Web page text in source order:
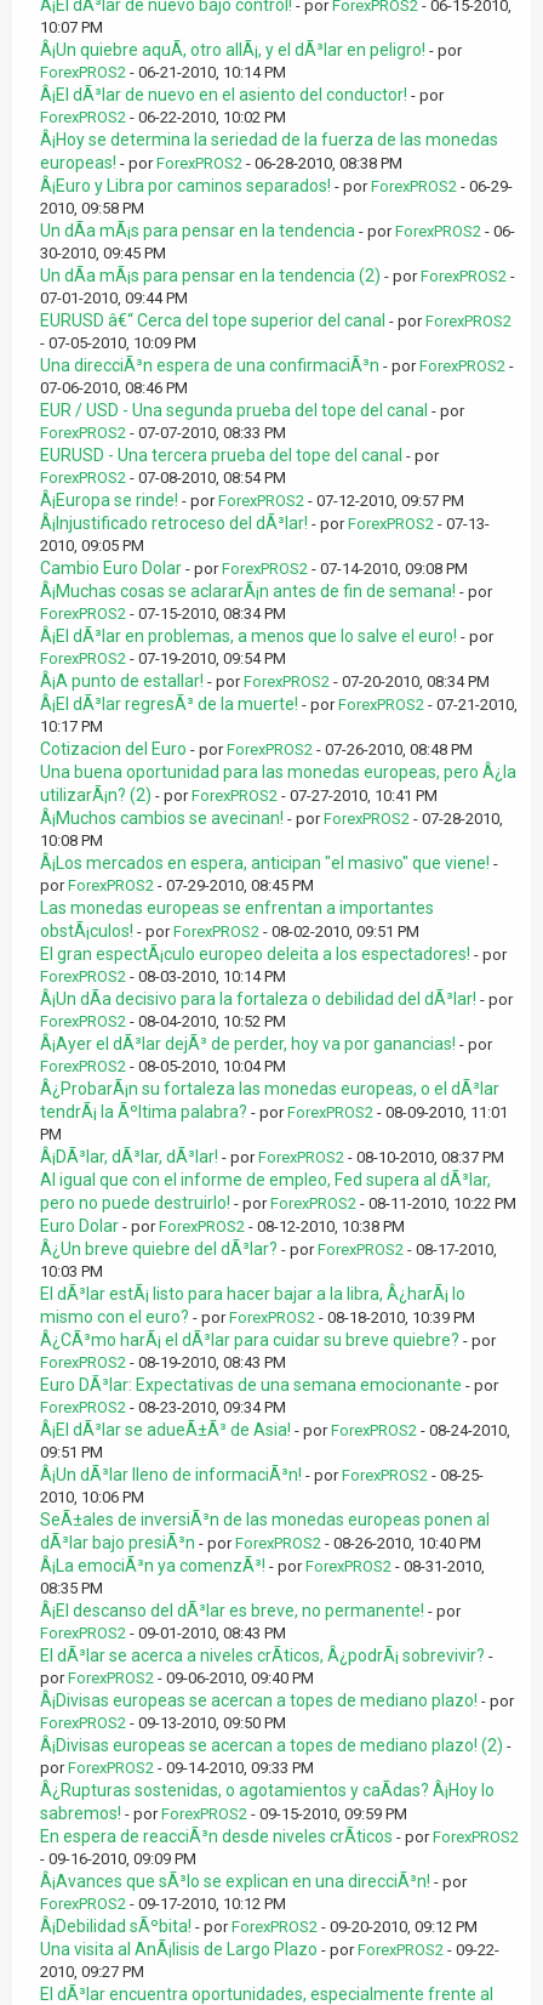
Â¡El dÃ³lar de nuevo bajo control! - por ForexPROS2 - 06-15-2010,
10:07 PM
Â¡Un quiebre aquÃ­, otro allÃ¡, y el dÃ³lar en peligro! - por
ForexPROS2 - 06-21-2010, 10:14 PM
Â¡El dÃ³lar de nuevo en el asiento del conductor! - por
ForexPROS2 - 06-22-2010, 10:02 PM
Â¡Hoy se determina la seriedad de la fuerza de las monedas
europeas! - porForexPROS2 - 06-28-2010, 08:38 PM
Â¡Euro y Libra por caminos separados! - porForexPROS2 - 06-29-
2010, 09:58 PM
Un dÃ­a mÃ¡s para pensar en la tendencia - porForexPROS2 - 06-
30-2010, 09:45 PM
Un dÃ­a mÃ¡s para pensar en la tendencia (2) - porForexPROS2 -
07-01-2010, 09:44 PM
EURUSD â€“ Cerca del tope superior del canal - porForexPROS2
- 07-05-2010, 10:09 PM
Una direcciÃ³n espera de una confirmaciÃ³n - porForexPROS2 -
07-06-2010, 08:46 PM
EUR / USD - Una segunda prueba del tope del canal - por
ForexPROS2 - 07-07-2010, 08:33 PM
EURUSD - Una tercera prueba del tope del canal - por
ForexPROS2 - 07-08-2010, 08:54 PM
Â¡Europa se rinde! - porForexPROS2 - 07-12-2010, 09:57 PM
Â¡Injustificado retroceso del dÃ³lar! - porForexPROS2 - 07-13-
2010, 09:05 PM
Cambio Euro Dolar - porForexPROS2 - 07-14-2010, 09:08 PM
Â¡Muchas cosas se aclararÃ¡n antes de fin de semana! - por
ForexPROS2 - 07-15-2010, 08:34 PM
Â¡El dÃ³lar en problemas, a menos que lo salve el euro! - por
ForexPROS2 - 07-19-2010, 09:54 PM
Â¡A punto de estallar! - porForexPROS2 - 07-20-2010, 08:34 PM
Â¡El dÃ³lar regresÃ³ de la muerte! - porForexPROS2 - 07-21-2010,
10:17 PM
Cotizacion del Euro - porForexPROS2 - 07-26-2010, 08:48 PM
Una buena oportunidad para las monedas europeas, pero Â¿la
utilizarÃ¡n? (2) - porForexPROS2 - 07-27-2010, 10:41 PM
Â¡Muchos cambios se avecinan! - porForexPROS2 - 07-28-2010,
10:08 PM
Â¡Los mercados en espera, anticipan "el masivo" que viene! -
porForexPROS2 - 07-29-2010, 08:45 PM
Las monedas europeas se enfrentan a importantes
obstÃ¡culos! - porForexPROS2 - 08-02-2010, 09:51 PM
El gran espectÃ¡culo europeo deleita a los espectadores! - por
ForexPROS2 - 08-03-2010, 10:14 PM
Â¡Un dÃ­a decisivo para la fortaleza o debilidad del dÃ³lar! - por
ForexPROS2 - 08-04-2010, 10:52 PM
Â¡Ayer el dÃ³lar dejÃ³ de perder, hoy va por ganancias! - por
ForexPROS2 - 08-05-2010, 10:04 PM
Â¿ProbarÃ¡n su fortaleza las monedas europeas, o el dÃ³lar
tendrÃ¡ la Ãºltima palabra? - porForexPROS2 - 08-09-2010, 11:01
PM
Â¡DÃ³lar, dÃ³lar, dÃ³lar! - porForexPROS2 - 08-10-2010, 08:37 PM
Al igual que con el informe de empleo, Fed supera al dÃ³lar,
pero no puede destruirlo! - porForexPROS2 - 08-11-2010, 10:22 PM
Euro Dolar - porForexPROS2 - 08-12-2010, 10:38 PM
Â¿Un breve quiebre del dÃ³lar? - porForexPROS2 - 08-17-2010,
10:03 PM
El dÃ³lar estÃ¡ listo para hacer bajar a la libra, Â¿harÃ¡ lo
mismo con el euro? - porForexPROS2 - 08-18-2010, 10:39 PM
Â¿CÃ³mo harÃ¡ el dÃ³lar para cuidar su breve quiebre? - por
ForexPROS2 - 08-19-2010, 08:43 PM
Euro DÃ³lar: Expectativas de una semana emocionante - por
ForexPROS2 - 08-23-2010, 09:34 PM
Â¡El dÃ³lar se adueÃ±Ã³ de Asia! - porForexPROS2 - 08-24-2010,
09:51 PM
Â¡Un dÃ³lar lleno de informaciÃ³n! - porForexPROS2 - 08-25-
2010, 10:06 PM
SeÃ±ales de inversiÃ³n de las monedas europeas ponen al
dÃ³lar bajo presiÃ³n - porForexPROS2 - 08-26-2010, 10:40 PM
Â¡La emociÃ³n ya comenzÃ³! - porForexPROS2 - 08-31-2010,
08:35 PM
Â¡El descanso del dÃ³lar es breve, no permanente! - por
ForexPROS2 - 09-01-2010, 08:43 PM
El dÃ³lar se acerca a niveles crÃ­ticos, Â¿podrÃ¡ sobrevivir? -
porForexPROS2 - 09-06-2010, 09:40 PM
Â¡Divisas europeas se acercan a topes de mediano plazo! - por
ForexPROS2 - 09-13-2010, 09:50 PM
Â¡Divisas europeas se acercan a topes de mediano plazo! (2) -
porForexPROS2 - 09-14-2010, 09:33 PM
Â¿Rupturas sostenidas, o agotamientos y caÃ­das? Â¡Hoy lo
sabremos! - porForexPROS2 - 09-15-2010, 09:59 PM
En espera de reacciÃ³n desde niveles crÃ­ticos - porForexPROS2
- 09-16-2010, 09:09 PM
Â¡Avances que sÃ³lo se explican en una direcciÃ³n! - por
ForexPROS2 - 09-17-2010, 10:12 PM
Â¡Debilidad sÃºbita! - porForexPROS2 - 09-20-2010, 09:12 PM
Una visita al AnÃ¡lisis de Largo Plazo - porForexPROS2 - 09-22-
2010, 09:27 PM
El dÃ³lar encuentra oportunidades, especialmente frente al